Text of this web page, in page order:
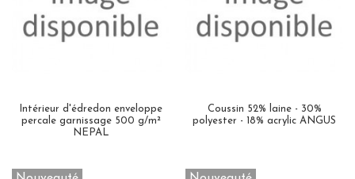
Intérieur d'édredon enveloppe
percale garnissage 500 g/m²
NEPAL
Coussin 52% laine - 30%
polyester - 18% acrylic ANGUS